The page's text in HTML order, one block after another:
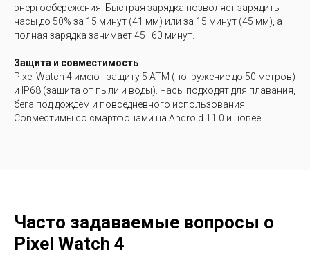
энергосбережения. Быстрая зарядка позволяет зарядить
часы до 50% за 15 минут (41 мм) или за 15 минут (45 мм), а
полная зарядка занимает 45–60 минут.
Защита и совместимость
Pixel Watch 4 имеют защиту 5 ATM (погружение до 50 метров)
и IP68 (защита от пыли и воды). Часы подходят для плавания,
бега под дождём и повседневного использования.
Совместимы со смартфонами на Android 11.0 и новее.
Часто задаваемые вопросы о
Pixel Watch 4